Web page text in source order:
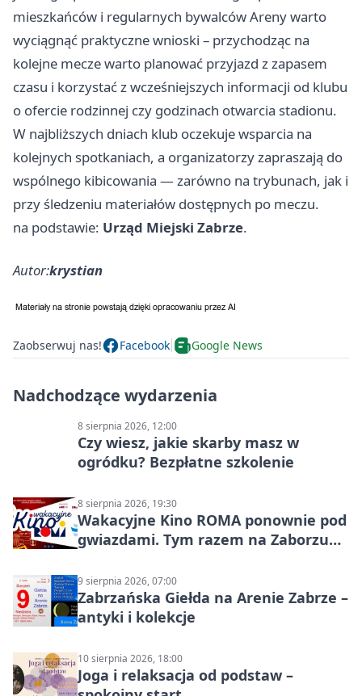
mieszkańców i regularnych bywalców Areny warto
wyciągnąć praktyczne wnioski – przychodząc na
kolejne mecze warto planować przyjazd z zapasem
czasu i korzystać z wcześniejszych informacji od klubu
o ofercie rodzinnej czy godzinach otwarcia stadionu.
W najbliższych dniach klub oczekuje wsparcia na
kolejnych spotkaniach, a organizatorzy zapraszają do
wspólnego kibicowania — zarówno na trybunach, jak i
przy śledzeniu materiałów dostępnych po meczu.
na podstawie: Urząd Miejski Zabrze.
Autor:krystian
Zaobserwuj nas! Facebook Google News
Nadchodzące wydarzenia
8 sierpnia 2026, 12:00
Czy wiesz, jakie skarby masz w
ogródku? Bezpłatne szkolenie
8 sierpnia 2026, 19:30
Wakacyjne Kino ROMA ponownie pod
gwiazdami. Tym razem na Zaborzu
9 sierpnia 2026, 07:00
Zabrzańska Giełda na Arenie Zabrze –
antyki i kolekcje
10 sierpnia 2026, 18:00
Joga i relaksacja od podstaw –